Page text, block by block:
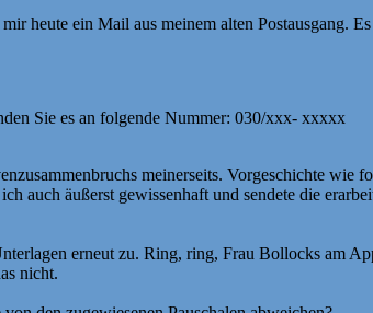
heute ein Mail aus meinem alten Postausgang.
Sie es an folgende Nummer: 030/xxx- xxxxx
meinerseits. Vorgeschichte wie
auch äußerst gewissenhaft und sendete die
erneut zu. Ring, ring, Frau Bollocks am
nicht.